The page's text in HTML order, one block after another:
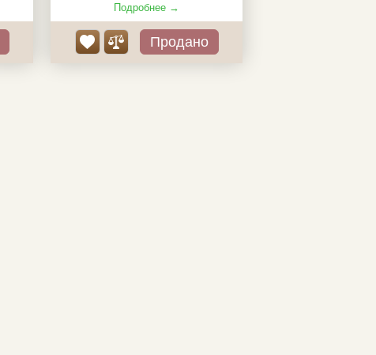
Подробнее →
Продано